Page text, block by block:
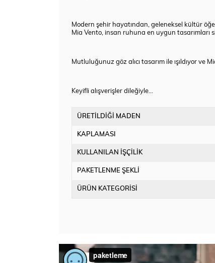
Modern şehir hayatından, geleneksel kültür
Mia Vento, insan ruhuna en uygun tasarımları
Mutluluğunuz göz alıcı tasarım ile ışıldıyor ve
Keyifli alışverişler dileğiyle…
ÜRETİLDİĞİ MADEN
KAPLAMASI
KULLANILAN İŞÇİLİK
PAKETLENME ŞEKLİ
ÜRÜN KATEGORİSİ